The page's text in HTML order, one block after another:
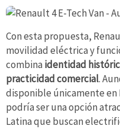
Con esta propuesta,
movilidad eléctrica y
combina identidad
practicidad comercial.
disponible únicamente en
podría ser una opción
Latina que buscan